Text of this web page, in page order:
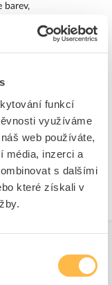
funkcí
využíváme
web používáte,
média, inzerci a
s dalšími
které získali v
barev,
zařízení,